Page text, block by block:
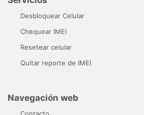
Desbloquear Celular
Chequear IMEI
Resetear celular
Quitar reporte de IMEI
Navegación web